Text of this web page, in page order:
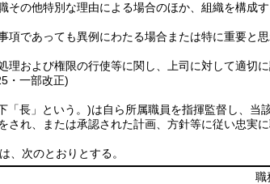
その他特別な理由による場合のほか、組織を構成
項であっても異例にわたる場合または特に重要と
および権限の行使等に関し、上司に対して適切
・一部改正)
「長」という。)は自ら所属職員を指揮監督し、当
れ、または承認された計画、方針等に従い忠実に
、次のとおりとする。
職